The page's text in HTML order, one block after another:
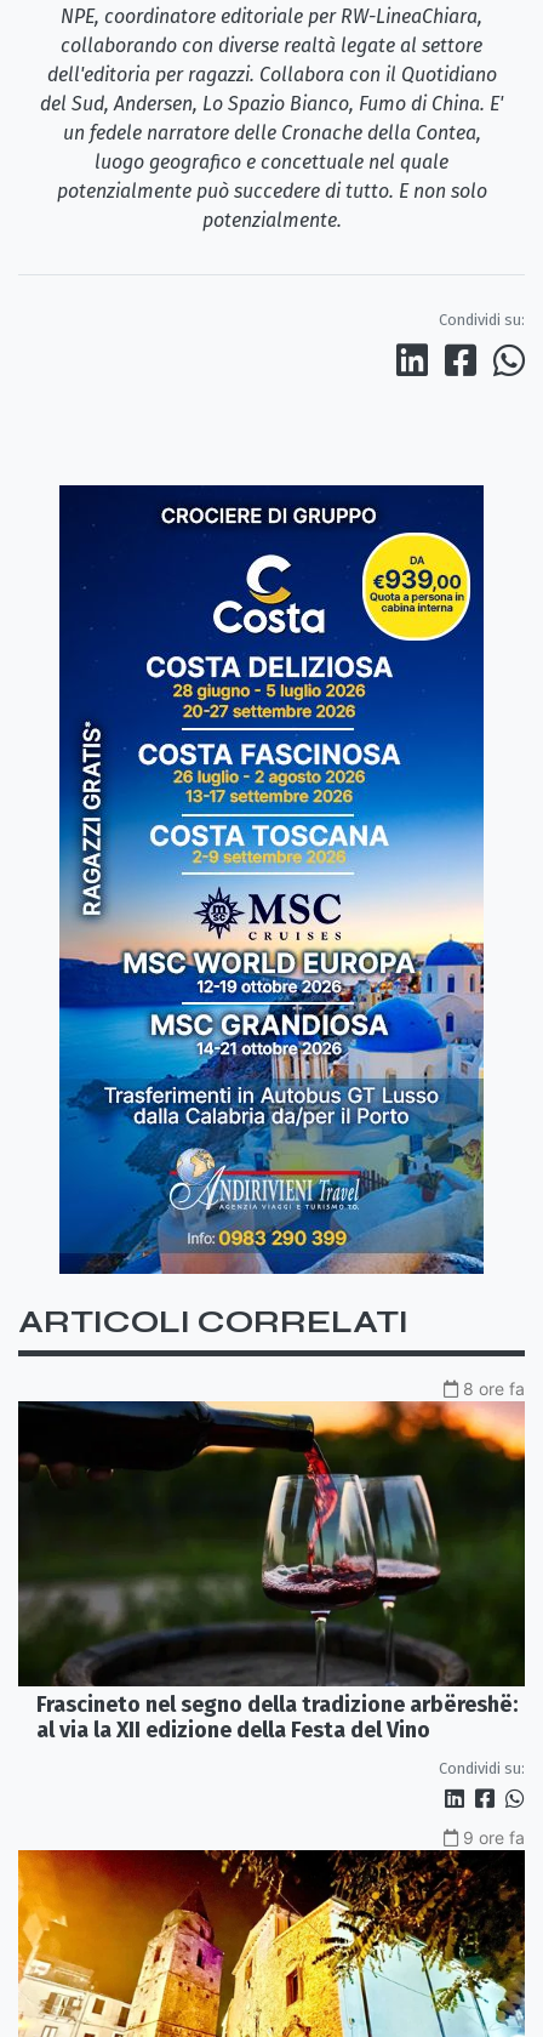
NPE, coordinatore editoriale per RW-LineaChiara,
collaborando con diverse realtà legate al settore
dell'editoria per ragazzi. Collabora con il Quotidiano
del Sud, Andersen, Lo Spazio Bianco, Fumo di China. E'
un fedele narratore delle Cronache della Contea,
luogo geografico e concettuale nel quale
potenzialmente può succedere di tutto. E non solo
potenzialmente.
Condividi su:
ARTICOLI CORRELATI
8 ore fa
Frascineto nel segno della tradizione arbëreshë:
al via la XII edizione della Festa del Vino
Condividi su:
9 ore fa